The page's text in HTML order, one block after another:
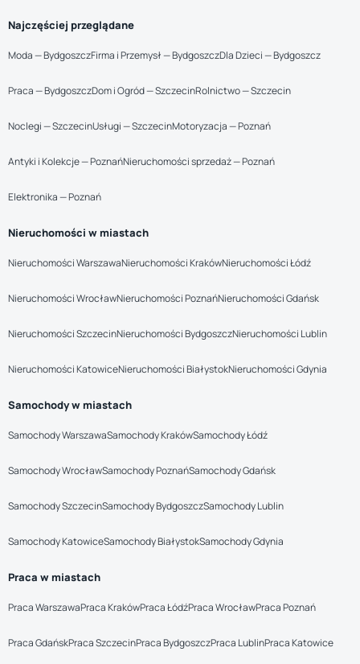
Najczęściej przeglądane
Moda — BydgoszczFirma i Przemysł — BydgoszczDla Dzieci — Bydgoszcz
Praca — BydgoszczDom i Ogród — SzczecinRolnictwo — Szczecin
Noclegi — SzczecinUsługi — SzczecinMotoryzacja — Poznań
Antyki i Kolekcje — PoznańNieruchomości sprzedaż — Poznań
Elektronika — Poznań
Nieruchomości w miastach
Nieruchomości WarszawaNieruchomości KrakówNieruchomości Łódź
Nieruchomości WrocławNieruchomości PoznańNieruchomości Gdańsk
Nieruchomości SzczecinNieruchomości BydgoszczNieruchomości Lublin
Nieruchomości KatowiceNieruchomości BiałystokNieruchomości Gdynia
Samochody w miastach
Samochody WarszawaSamochody KrakówSamochody Łódź
Samochody WrocławSamochody PoznańSamochody Gdańsk
Samochody SzczecinSamochody BydgoszczSamochody Lublin
Samochody KatowiceSamochody BiałystokSamochody Gdynia
Praca w miastach
Praca WarszawaPraca KrakówPraca ŁódźPraca WrocławPraca Poznań
Praca GdańskPraca SzczecinPraca BydgoszczPraca LublinPraca Katowice